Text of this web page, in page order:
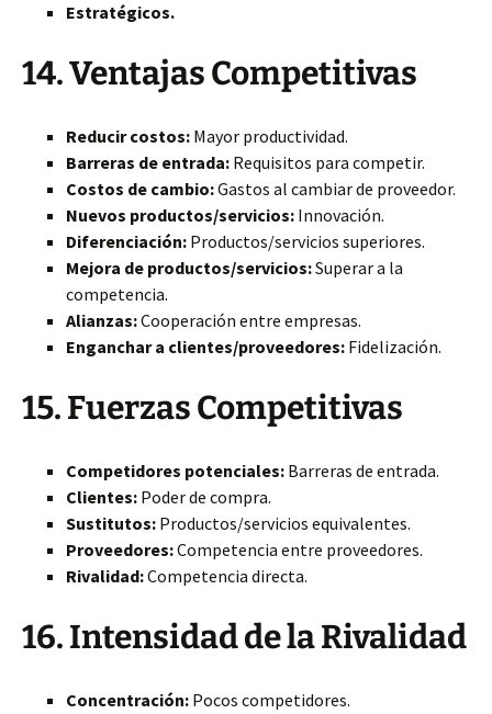
Estratégicos.
14. Ventajas Competitivas
Reducir costos: Mayor productividad.
Barreras de entrada: Requisitos para competir.
Costos de cambio:Gastos al cambiar de proveedor.
Nuevos productos/servicios: Innovación.
Diferenciación: Productos/servicios superiores.
Mejora de productos/servicios:Superar a la
competencia.
Alianzas:Cooperación entre empresas.
Enganchar a clientes/proveedores: Fidelización.
15. Fuerzas Competitivas
Competidores potenciales: Barreras de entrada.
Clientes: Poder de compra.
Sustitutos: Productos/servicios equivalentes.
Proveedores:Competencia entre proveedores.
Rivalidad:Competencia directa.
16. Intensidad de la Rivalidad
Concentración: Pocos competidores.